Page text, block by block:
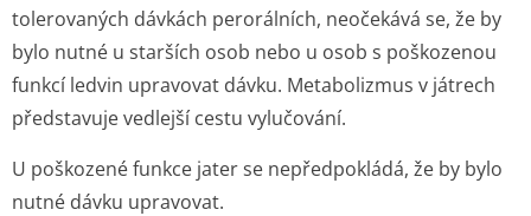
tolerovaných dávkách perorálních, neočekává se, že by
bylo nutné u starších osob nebo u osob s poškozenou
funkcí ledvin upravovat dávku. Metabolizmus v játrech
představuje vedlejší cestu vylučování.
U poškozené funkce jater se nepředpokládá, že by bylo
nutné dávku upravovat.